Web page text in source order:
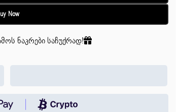
Now
ნაკრები საჩუქრად!